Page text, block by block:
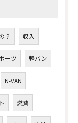
？ 収入
ーツ 軽バン
N-VAN
燃費